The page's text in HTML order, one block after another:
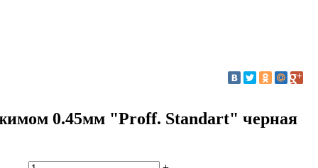
0.45мм "Proff. Standart" черная